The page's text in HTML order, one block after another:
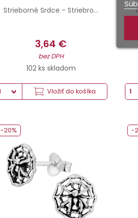
Strieborné Srdce - Striebro...
3,64 €
bez DPH
102 ks skladom
Vložiť do košíka
-20% -